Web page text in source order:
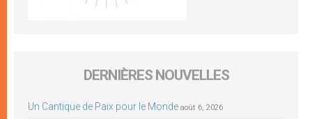
DERNIÈRES NOUVELLES
Un Cantique de Paix pour le Monde août 6, 2026